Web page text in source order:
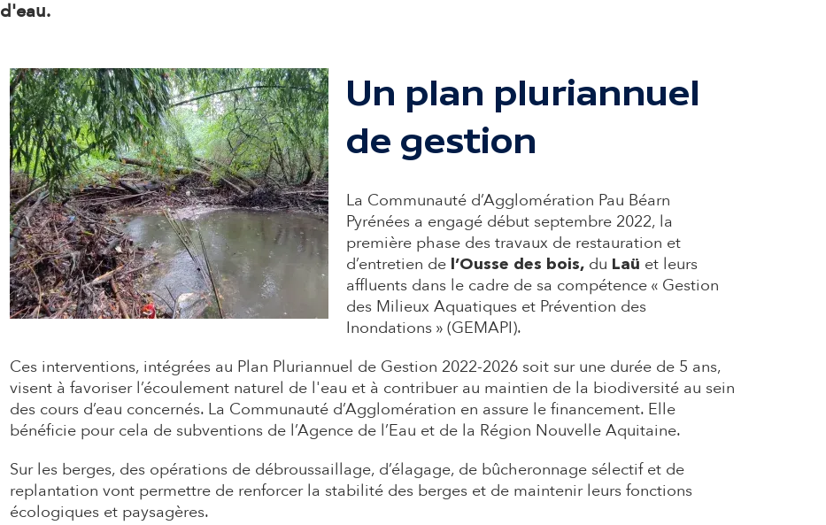
a
i
r
e
d'eau.
Un plan pluriannuel
de gestion
La Communauté d’Agglomération Pau Béarn
Pyrénées a engagé début septembre 2022, la
première phase des travaux de restauration et
d’entretien de l’Ousse des bois, du Laü et leurs
affluents dans le cadre de sa compétence « Gestion
des Milieux Aquatiques et Prévention des
Inondations » (GEMAPI).
Ces interventions, intégrées au Plan Pluriannuel de Gestion 2022-2026 soit sur une durée de 5 ans,
visent à favoriser l’écoulement naturel de l'eau et à contribuer au maintien de la biodiversité au sein
des cours d’eau concernés. La Communauté d’Agglomération en assure le financement. Elle
bénéficie pour cela de subventions de l’Agence de l’Eau et de la Région Nouvelle Aquitaine.
Sur les berges, des opérations de débroussaillage, d’élagage, de bûcheronnage sélectif et de
replantation vont permettre de renforcer la stabilité des berges et de maintenir leurs fonctions
écologiques et paysagères.